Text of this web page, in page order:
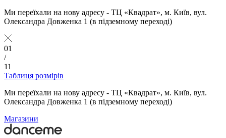
Ми переїхали на нову адресу - ТЦ «Квадрат», м. Київ, вул.
Олександра Довженка 1 (в підземному переході)
01
/
11
Таблиця розмірів
Ми переїхали на нову адресу - ТЦ «Квадрат», м. Київ, вул.
Олександра Довженка 1 (в підземному переході)
Магазини